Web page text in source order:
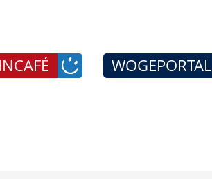
WOGEPORTAL